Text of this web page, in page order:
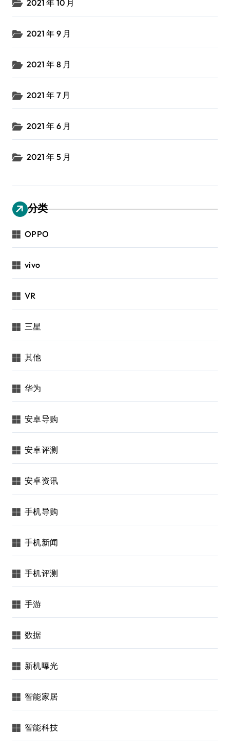
2021 年 10 月
2021 年 9 月
2021 年 8 月
2021 年 7 月
2021 年 6 月
2021 年 5 月
分类
OPPO
vivo
VR
三星
其他
华为
安卓导购
安卓评测
安卓资讯
手机导购
手机新闻
手机评测
手游
数据
新机曝光
智能家居
智能科技